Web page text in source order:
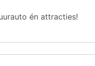
én attracties!